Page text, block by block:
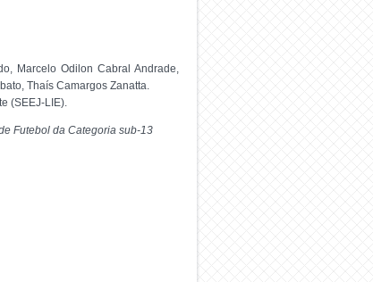
Marcelo Odilon Cabral Andrade,
Thaís Camargos Zanatta.
(SEEJ-LIE).
Futebol da Categoria sub-13